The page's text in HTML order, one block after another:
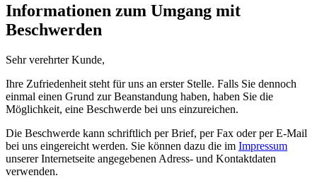
Informationen zum Umgang mit
Beschwerden
Sehr verehrter Kunde,
Ihre Zufriedenheit steht für uns an erster Stelle. Falls Sie dennoch
einmal einen Grund zur Beanstandung haben, haben Sie die
Möglichkeit, eine Beschwerde bei uns einzureichen.
Die Beschwerde kann schriftlich per Brief, per Fax oder per E-Mail
bei uns eingereicht werden. Sie können dazu die im Impressum
unserer Internetseite angegebenen Adress- und Kontaktdaten
verwenden.